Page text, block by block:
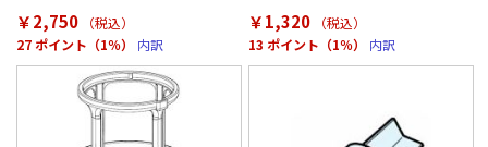
￥2,750
（税込）
27 ポイント（1％）
内訳
￥1,320
（税込）
13 ポイント（1％）
内訳